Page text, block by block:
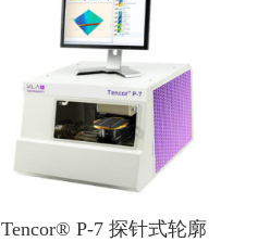
Focus Microwaves
阻抗调谐器
有源负载牵引系统
脉冲 IV 测试系统
Tencor® P-7 探针式轮廓